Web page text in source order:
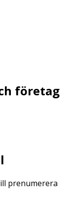
företag
prenumerera